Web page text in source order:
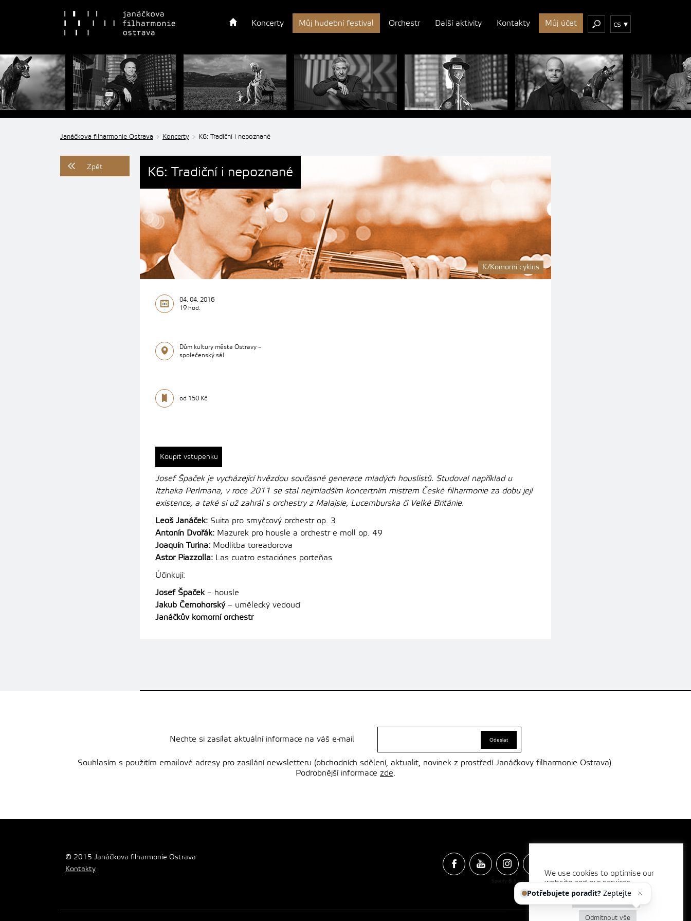
Koncerty Můj hudební festival Orchestr Další aktivity Kontakty Můj účet cs
Janáčkova filharmonie Ostrava Koncerty K6: Tradiční i nepoznané
Zpět
K/Komorní cyklus
K6: Tradiční i nepoznané
04. 04. 2016
19 hod.
Dům kultury města Ostravy –
společenský sál
od 150 Kč
Koupit vstupenku
Josef Špaček je vycházející hvězdou současné generace mladých houslistů. Studoval například u
Itzhaka Perlmana, v roce 2011 se stal nejmladším koncertním mistrem České filharmonie za dobu její
existence, a také si už zahrál s orchestry z Malajsie, Lucemburska či Velké Británie.
Leoš Janáček: Suita pro smyčcový orchestr op. 3
Antonín Dvořák: Mazurek pro housle a orchestr e moll op. 49
Joaquín Turina: Modlitba toreadorova
Astor Piazzolla: Las cuatro estaciónes porteñas
Účinkují:
Josef Špaček– housle
Jakub Černohorský– umělecký vedoucí
Janáčkův komorní orchestr
Nechte si zasílat aktuální informace na váš e-mail
Souhlasím s použitím emailové adresy pro zasílání newsletteru (obchodních sdělení, aktualit, novinek z prostředí Janáčkovy filharmonie Ostrava).
Podrobnější informace zde.
© 2015 Janáčkova filharmonie Ostrava
Kontakty
Spotify & Itunes Icons made byFreepikfrom www.flaticon.com
We use cookies to optimise our
website and our services.
Nastavení cookies
Odmítnout vše
Potřebujete poradit?Zeptejte
se naše